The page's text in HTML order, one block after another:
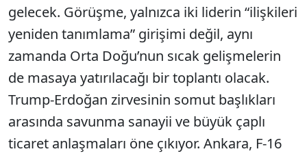
gelecek. Görüşme, yalnızca iki liderin “ilişkileri
yeniden tanımlama” girişimi değil, aynı
zamanda Orta Doğu’nun sıcak gelişmelerin
de masaya yatırılacağı bir toplantı olacak.
Trump-Erdoğan zirvesinin somut başlıkları
arasında savunma sanayii ve büyük çaplı
ticaret anlaşmaları öne çıkıyor. Ankara, F-16